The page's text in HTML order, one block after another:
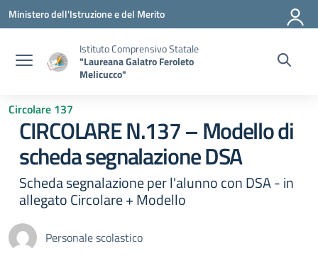
Vai ai contenuti
Vai al menu di navigazione
Vai al footer
Ministero dell'Istruzione e del Merito
Istituto Comprensivo Statale
"Laureana Galatro Feroleto
Melicucco"
Circolare 137
CIRCOLARE N.137 – Modello di
scheda segnalazione DSA
Scheda segnalazione per l'alunno con DSA - in
allegato Circolare + Modello
Personale scolastico